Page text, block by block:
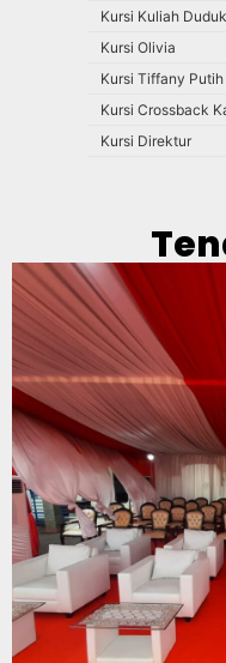
Kursi Kuliah
Kursi Olivia
Kursi Tiffany Putih
Kursi Crossback
Kursi Direktur